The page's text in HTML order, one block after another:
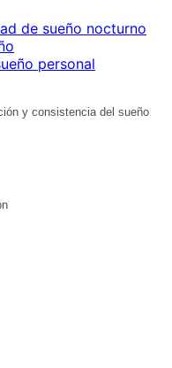
de sueño nocturno
personal
y consistencia del sueño